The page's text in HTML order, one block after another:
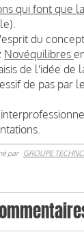
qui font que
du
Novéquilibres
de l'idée de
de pas par
par GROUPE